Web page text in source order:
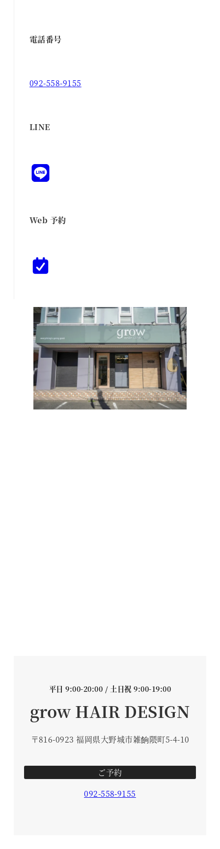
電話番号
092-558-9155
LINE
Web 予約
平日 9:00-20:00 / 土日祝 9:00-19:00
grow HAIR DESIGN
〒816-0923 福岡県大野城市雑餉隈町5-4-10
ご予約
092-558-9155